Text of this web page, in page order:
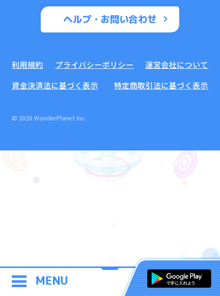
MENU
ヘルプ・お問い合わせ
利用規約 プライバシーポリシー
運営会社について
資金決済法に基づく表示
特定商取引法に基づく表示
© 2020 WonderPlanet Inc.